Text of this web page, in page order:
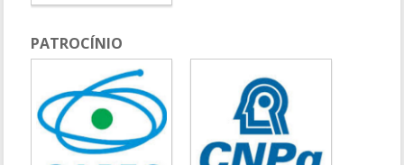
PATROCÍNIO